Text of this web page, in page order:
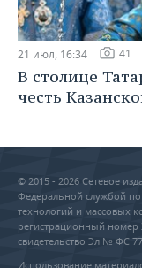
21 июл, 16:34 41
В столице
честь
© 2015 - 2026 Сетевое
Федеральной службой
технологий и массовых
регистрационный номер
свидетельство Эл № ФС
Использование